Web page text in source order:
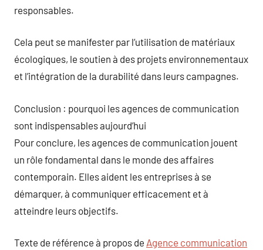
responsables.
Cela peut se manifester par l’utilisation de matériaux
écologiques, le soutien à des projets environnementaux
et l’intégration de la durabilité dans leurs campagnes.
Conclusion : pourquoi les agences de communication
sont indispensables aujourd’hui
Pour conclure, les agences de communication jouent
un rôle fondamental dans le monde des affaires
contemporain. Elles aident les entreprises à se
démarquer, à communiquer efficacement et à
atteindre leurs objectifs.
Texte de référence à propos de Agence communication